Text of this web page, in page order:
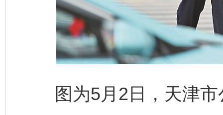
图为5月2日，天津市